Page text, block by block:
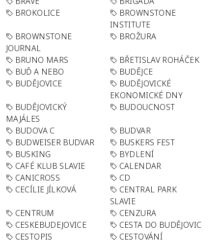
BROKOLICE
BROWNSTONE
INSTITUTE
BROWNSTONE
JOURNAL
BROŽURA
BRUNO MARS
BŘETISLAV ROHÁČEK
BUĎ A NEBO
BUDĚJCE
BUDĚJOVICE
BUDĚJOVICKÉ
EKONOMICKÉ DNY
BUDĚJOVICKÝ
MAJÁLES
BUDOUCNOST
BUDOVA C
BUDVAR
BUDWEISER BUDVAR
BUSKERS FEST
BUSKING
BYDLENÍ
CAFÉ KLUB SLAVIE
CALENDAR
CANICROSS
CD
CECÍLIE JÍLKOVÁ
CENTRAL PARK
SLAVIE
CENTRUM
CENZURA
CESKEBUDEJOVICE
CESTA DO BUDĚJOVIC
CESTOPIS
CESTOVÁNÍ